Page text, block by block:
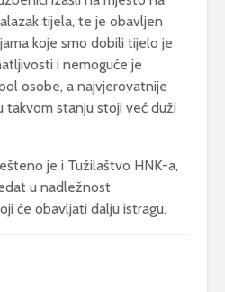
tijela, te je obavljen
koje smo dobili tijelo je
i nemoguće je
osobe, a najvjerovatnije
takvom stanju stoji već duži
je i Tužilaštvo HNK-a,
u nadležnost
će obavljati dalju istragu.